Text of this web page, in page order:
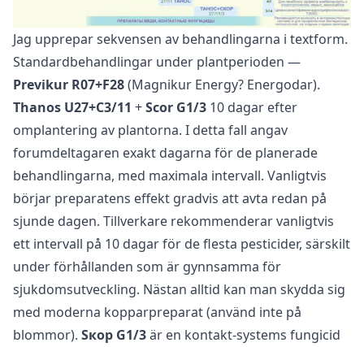
Jag upprepar sekvensen av behandlingarna i textform.
Standardbehandlingar under plantperioden —
Previkur R07+F28(Magnikur Energy? Energodar).
Thanos U27+C3/11 +Scor G1/3 10 dagar efter
omplantering av plantorna. I detta fall angav
forumdeltagaren exakt dagarna för de planerade
behandlingarna, med maximala intervall. Vanligtvis
börjar preparatens effekt gradvis att avta redan på
sjunde dagen. Tillverkare rekommenderar vanligtvis
ett intervall på 10 dagar för de flesta pesticider, särskilt
under förhållanden som är gynnsamma för
sjukdomsutveckling. Nästan alltid kan man skydda sig
med moderna kopparpreparat (använd inte på
blommor). Sкор G1/3är en kontakt-systems fungicid